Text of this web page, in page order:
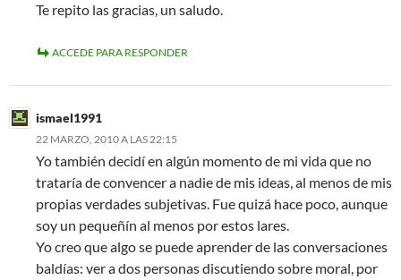
Te repito las gracias, un saludo.
ACCEDE PARA RESPONDER
ismael1991
22 MARZO, 2010 A LAS 22:15
Yo también decidí en algún momento de mi vida que no
trataría de convencer a nadie de mis ideas, al menos de mis
propias verdades subjetivas. Fue quizá hace poco, aunque
soy un pequeñín al menos por estos lares.
Yo creo que algo se puede aprender de las conversaciones
baldías: ver a dos personas discutiendo sobre moral, por